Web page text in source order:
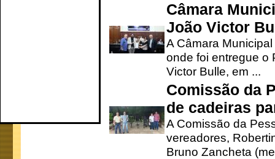
Câmara
João Victor
A Câmara
onde foi entregue o
Victor Bulle, em ...
Comissão da
de cadeiras
A Comissão da
vereadores,
Bruno Zancheta